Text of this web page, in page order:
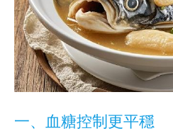
一、血糖控制更平穩